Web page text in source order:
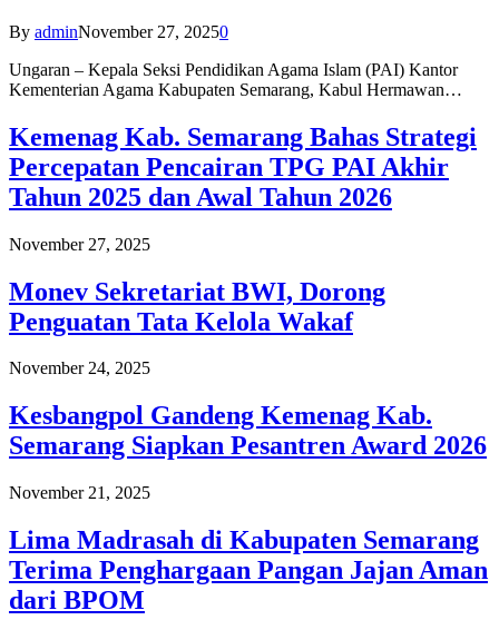
By adminNovember 27, 20250
Ungaran – Kepala Seksi Pendidikan Agama Islam (PAI) Kantor
Kementerian Agama Kabupaten Semarang, Kabul Hermawan…
Kemenag Kab. Semarang Bahas Strategi
Percepatan Pencairan TPG PAI Akhir
Tahun 2025 dan Awal Tahun 2026
November 27, 2025
Monev Sekretariat BWI, Dorong
Penguatan Tata Kelola Wakaf
November 24, 2025
Kesbangpol Gandeng Kemenag Kab.
Semarang Siapkan Pesantren Award 2026
November 21, 2025
Lima Madrasah di Kabupaten Semarang
Terima Penghargaan Pangan Jajan Aman
dari BPOM